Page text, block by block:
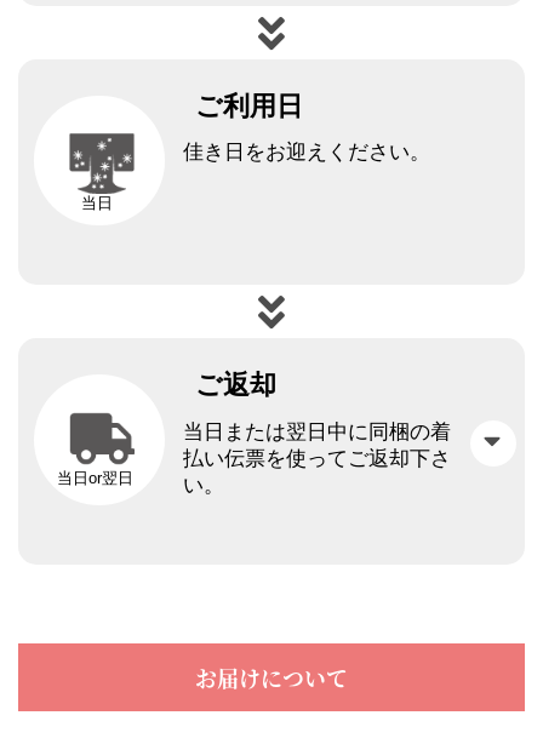
ご利用日
当日
佳き日をお迎えください。
ご返却
当日or翌日
当日または翌日中に同梱の着
払い伝票を使ってご返却下さ
い。
お届けについて